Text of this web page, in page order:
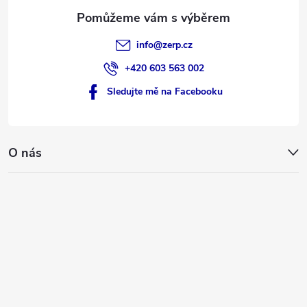
info@zerp.cz
+420 603 563 002
Sledujte mě na Facebooku
O nás